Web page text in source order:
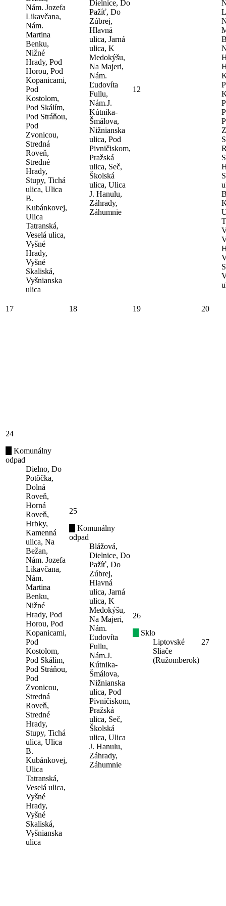
Nám. Jozefa
Likavčana,
Nám.
Martina
Benku,
Nižné
Hrady, Pod
Horou, Pod
Kopanicami,
Pod
Kostolom,
Pod Skálím,
Pod Stráňou,
Pod
Zvonicou,
Stredná
Roveň,
Stredné
Hrady,
Stupy, Tichá
ulica, Ulica
B.
Kubánkovej,
Ulica
Tatranská,
Veselá ulica,
Vyšné
Hrady,
Vyšné
Skaliská,
Vyšnianska
ulica
Dielnice, Do
Pažíť, Do
Zúbrej,
Hlavná
ulica, Jarná
ulica, K
Medokýšu,
Na Majeri,
Nám.
Ľudovíta
Fullu,
Nám.J.
Kútnika-
Šmálova,
Nižnianska
ulica, Pod
Pivničiskom,
Pražská
ulica, Seč,
Školská
ulica, Ulica
J. Hanulu,
Záhrady,
Záhumnie
12
17 18 19 20
24
Komunálny
odpad
Dielno, Do
Potôčka,
Dolná
Roveň,
Horná
Roveň,
Hrbky,
Kamenná
ulica, Na
Bežan,
Nám. Jozefa
Likavčana,
Nám.
Martina
Benku,
Nižné
Hrady, Pod
Horou, Pod
Kopanicami,
Pod
Kostolom,
Pod Skálím,
Pod Stráňou,
Pod
Zvonicou,
Stredná
Roveň,
Stredné
Hrady,
Stupy, Tichá
ulica, Ulica
B.
Kubánkovej,
Ulica
Tatranská,
Veselá ulica,
Vyšné
Hrady,
Vyšné
Skaliská,
Vyšnianska
ulica
25
Komunálny
odpad
Blážová,
Dielnice, Do
Pažíť, Do
Zúbrej,
Hlavná
ulica, Jarná
ulica, K
Medokýšu,
Na Majeri,
Nám.
Ľudovíta
Fullu,
Nám.J.
Kútnika-
Šmálova,
Nižnianska
ulica, Pod
Pivničiskom,
Pražská
ulica, Seč,
Školská
ulica, Ulica
J. Hanulu,
Záhrady,
Záhumnie
26
Sklo
Liptovské
Sliače
(Ružomberok)
27